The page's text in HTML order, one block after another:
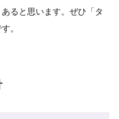
ると思います。ぜひ「タ
。